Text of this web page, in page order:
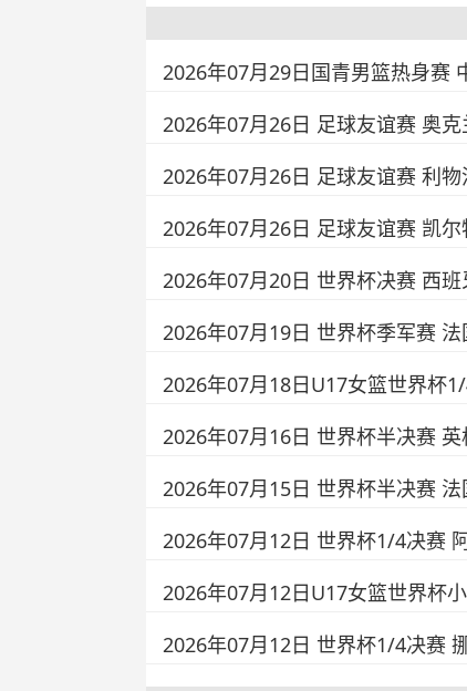
2026年07月29日国青男篮热身赛
2026年07月26日 足球友谊赛 奥
2026年07月26日 足球友谊赛 利
2026年07月26日 足球友谊赛 凯
2026年07月20日 世界杯决赛 西
2026年07月19日 世界杯季军赛
2026年07月18日U17女篮世界杯
2026年07月16日 世界杯半决赛
2026年07月15日 世界杯半决赛
2026年07月12日 世界杯1/4决赛
2026年07月12日U17女篮世界杯
2026年07月12日 世界杯1/4决赛